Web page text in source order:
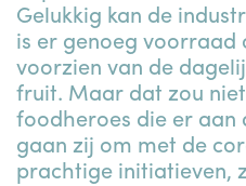
Gelukkig kan de
is er genoeg voorraad
voorzien van de
fruit. Maar dat zou
foodheroes die er aan
gaan zij om met de
prachtige initiatieven,